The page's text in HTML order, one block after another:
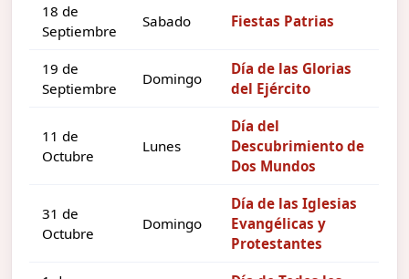
18 de
Septiembre
Sabado Fiestas Patrias
19 de
Septiembre
Domingo
Día de las Glorias
del Ejército
11 de
Octubre
Lunes
Día del
Descubrimiento de
Dos Mundos
31 de
Octubre
Domingo
Día de las Iglesias
Evangélicas y
Protestantes